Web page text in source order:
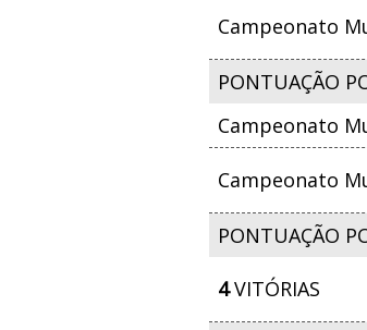
Campeonato
PONTUAÇÃO
Campeonato
Campeonato
PONTUAÇÃO
4VITÓRIAS